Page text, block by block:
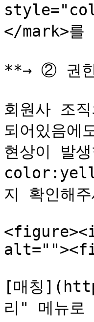
</mark>를
**→ ② 권한
회원사 조
되어있음에
현상이 발
지 확인해
[매칭
리" 메뉴로